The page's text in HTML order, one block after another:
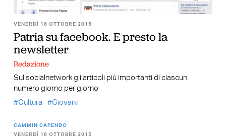
VENERDÌ 16 OTTOBRE 2015
Patria su facebook. E presto la
newsletter
Redazione
Sul socialnetwork gli articoli più importanti di ciascun
numero giorno per giorno
Cultura
Giovani
CAMMIN CAPENDO
VENERDÌ 16 OTTOBRE 2015